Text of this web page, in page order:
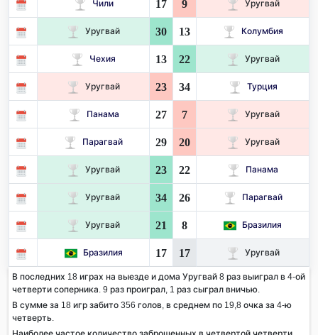
Чили 17 9 Уругвай
Уругвай 30 13 Колумбия
Чехия 13 22 Уругвай
Уругвай 23 34 Турция
Панама 27 7 Уругвай
Парагвай 29 20 Уругвай
Уругвай 23 22 Панама
Уругвай 34 26 Парагвай
Уругвай 21 8 Бразилия
Бразилия 17 17 Уругвай
В последних 18 играх на выезде и дома Уругвай 8 раз выиграл в 4-ой
четверти соперника. 9 раз проиграл, 1 раз сыграл вничью.
В сумме за 18 игр забито 356 голов, в среднем по 19,8 очка за 4-ю
четверть.